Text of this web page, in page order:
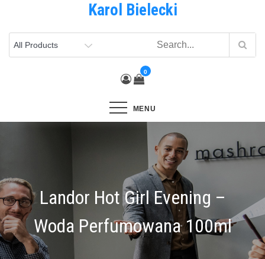
content
Karol Bielecki
0
MENU
Landor Hot Girl Evening –
Woda Perfumowana 100ml